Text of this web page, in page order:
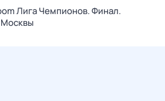
Лига Чемпионов. Финал.
Москвы